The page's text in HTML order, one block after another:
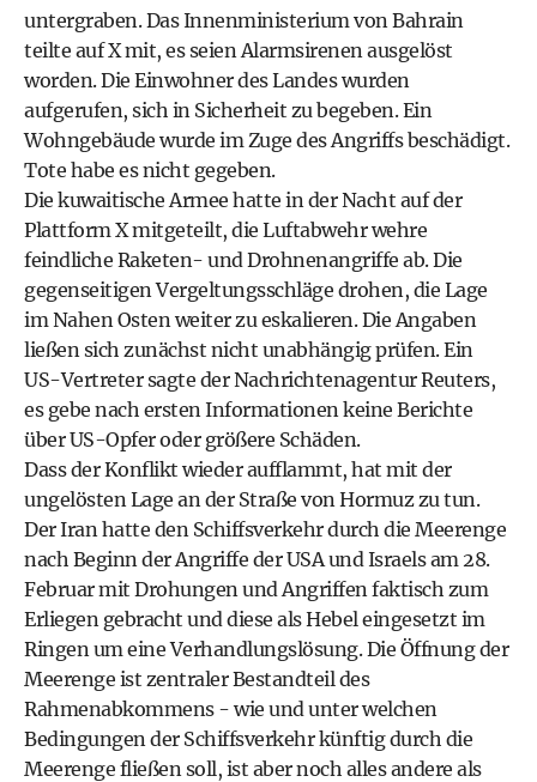
untergraben. Das Innenministerium von Bahrain
teilte auf X mit, es seien Alarmsirenen ausgelöst
worden. Die Einwohner des Landes wurden
aufgerufen, sich in Sicherheit zu begeben. Ein
Wohngebäude wurde im Zuge des Angriffs beschädigt.
Tote habe es nicht gegeben.
Die kuwaitische Armee hatte in der Nacht auf der
Plattform X mitgeteilt, die Luftabwehr wehre
feindliche Raketen- und Drohnenangriffe ab. Die
gegenseitigen Vergeltungsschläge drohen, die Lage
im Nahen Osten weiter zu eskalieren. Die Angaben
ließen sich zunächst nicht unabhängig prüfen. Ein
US-Vertreter sagte der Nachrichtenagentur Reuters,
es gebe nach ersten Informationen keine Berichte
über US-Opfer oder größere Schäden.
Dass der Konflikt wieder aufflammt, hat mit der
ungelösten Lage an der Straße von Hormuz zu tun.
Der Iran hatte den Schiffsverkehr durch die Meerenge
nach Beginn der Angriffe der USA und Israels am 28.
Februar mit Drohungen und Angriffen faktisch zum
Erliegen gebracht und diese als Hebel eingesetzt im
Ringen um eine Verhandlungslösung. Die Öffnung der
Meerenge ist zentraler Bestandteil des
Rahmenabkommens - wie und unter welchen
Bedingungen der Schiffsverkehr künftig durch die
Meerenge fließen soll, ist aber noch alles andere als